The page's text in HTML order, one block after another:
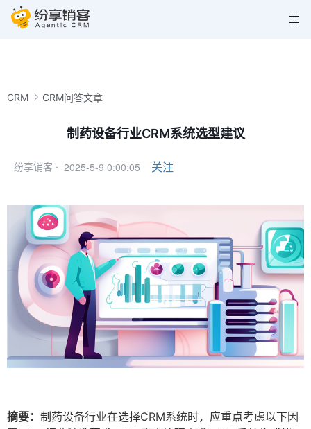
CRM CRM问答文章
制药设备行业CRM系统选型建议
纷享销客 · 2025-5-9 0:00:05 关注
摘要： 制药设备行业在选择CRM系统时，应重点考虑以下因